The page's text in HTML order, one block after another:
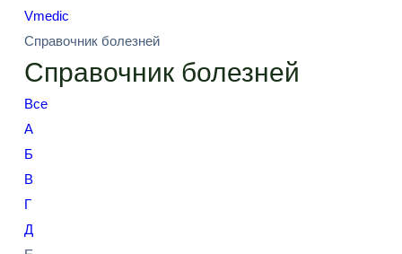
Vmedic
Справочник болезней
Справочник болезней
Все
А
Б
В
Г
Д